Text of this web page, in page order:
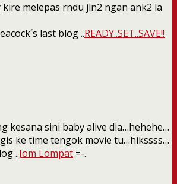
melepas rndu jln2 ngan ank2 la
last blog ..READY..SET..SAVE!!
kesana sini baby alive dia…hehehe…
ke time tengok movie tu…hikssss…
..Jom Lompat =-.